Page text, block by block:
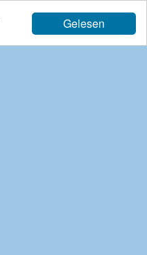
Gelesen